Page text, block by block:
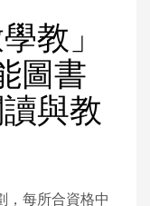
教」
圖書
與教
，每所合資格中